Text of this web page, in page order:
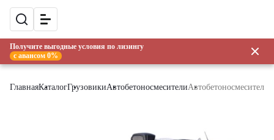
Получите выгодные условия по лизингу
с авансом 0%
ГлавнаяКаталогГрузовикиАвтобетоносмесителиАвтобетоносмеситель